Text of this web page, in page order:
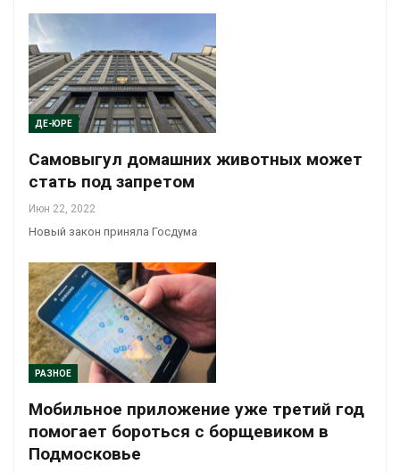
ДЕ-ЮРЕ
Самовыгул домашних животных может
стать под запретом
Июн 22, 2022
Новый закон приняла Госдума
РАЗНОЕ
Мобильное приложение уже третий год
помогает бороться с борщевиком в
Подмосковье